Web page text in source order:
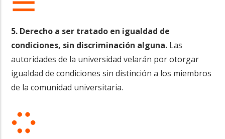
5. Derecho a ser tratado en igualdad de
condiciones, sin discriminación alguna. Las
autoridades de la universidad velarán por otorgar
igualdad de condiciones sin distinción a los miembros
de la comunidad universitaria.